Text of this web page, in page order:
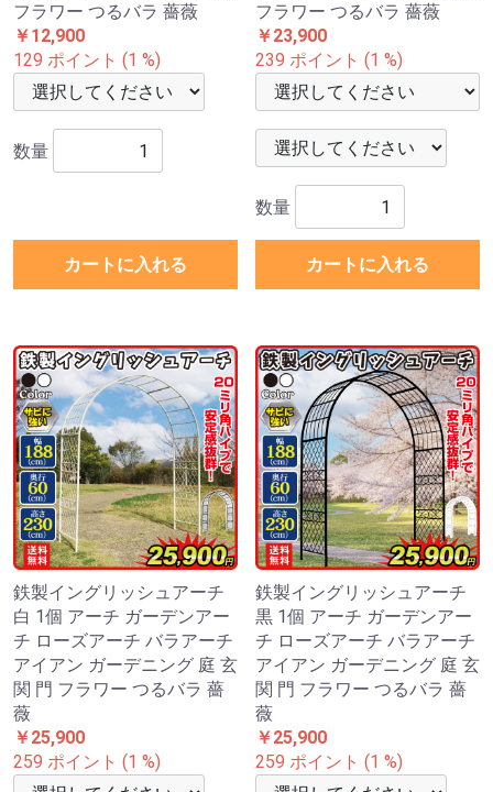
フラワー つるバラ 薔薇
￥12,900
129 ポイント (1 %)
数量
カートに入れる
フラワー つるバラ 薔薇
￥23,900
239 ポイント (1 %)
数量
カートに入れる
鉄製イングリッシュアーチ
白 1個 アーチ ガーデンアー
チ ローズアーチ バラアーチ
アイアン ガーデニング 庭 玄
関 門 フラワー つるバラ 薔
薇
￥25,900
259 ポイント (1 %)
鉄製イングリッシュアーチ
黒 1個 アーチ ガーデンアー
チ ローズアーチ バラアーチ
アイアン ガーデニング 庭 玄
関 門 フラワー つるバラ 薔
薇
￥25,900
259 ポイント (1 %)